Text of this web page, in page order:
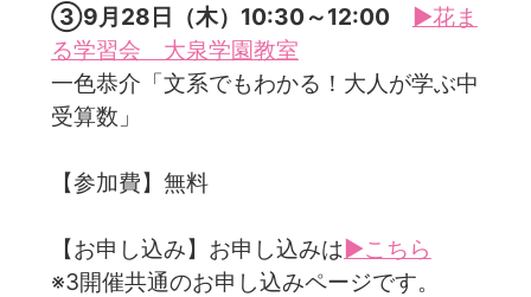
③9月28日（木）10:30～12:00
▶花ま
る学習会 大泉学園教室
一色恭介「文系でもわかる！大人が学ぶ中
受算数」
【参加費】無料
【お申し込み】お申し込みは▶こちら
※3開催共通のお申し込みページです。